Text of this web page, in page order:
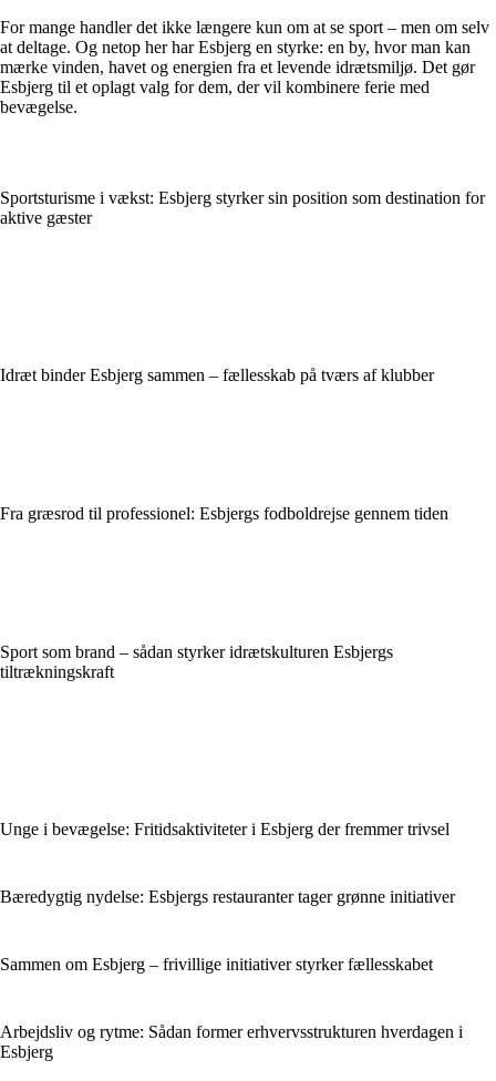
For mange handler det ikke længere kun om at se sport – men om selv
at deltage. Og netop her har Esbjerg en styrke: en by, hvor man kan
mærke vinden, havet og energien fra et levende idrætsmiljø. Det gør
Esbjerg til et oplagt valg for dem, der vil kombinere ferie med
bevægelse.
Sportsturisme i vækst: Esbjerg styrker sin position som destination for
aktive gæster
Idræt binder Esbjerg sammen – fællesskab på tværs af klubber
Fra græsrod til professionel: Esbjergs fodboldrejse gennem tiden
Sport som brand – sådan styrker idrætskulturen Esbjergs
tiltrækningskraft
Unge i bevægelse: Fritidsaktiviteter i Esbjerg der fremmer trivsel
Bæredygtig nydelse: Esbjergs restauranter tager grønne initiativer
Sammen om Esbjerg – frivillige initiativer styrker fællesskabet
Arbejdsliv og rytme: Sådan former erhvervsstrukturen hverdagen i
Esbjerg